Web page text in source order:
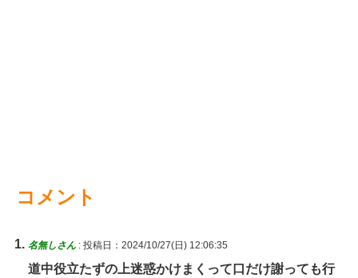
コメント
名無しさん : 投稿日：2024/10/27(日) 12:06:35
道中役立たずの上迷惑かけまくって口だけ謝っても行